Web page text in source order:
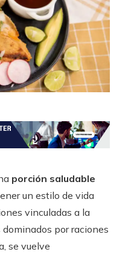
porción saludable
un estilo de vida
vinculadas a la
por raciones
se vuelve